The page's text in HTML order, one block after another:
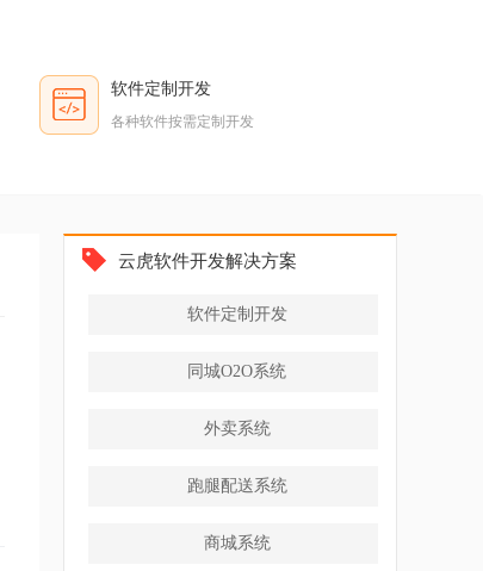
软件定制开发
各种软件按需定制开发
云虎软件开发解决方案
软件定制开发
同城O2O系统
外卖系统
跑腿配送系统
商城系统